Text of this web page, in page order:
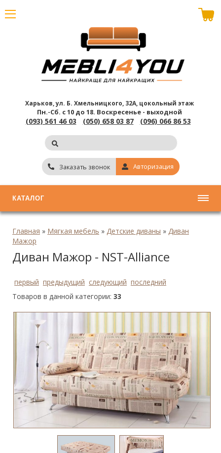
Харьков, ул. Б. Хмельницкого, 32А, цокольный этаж
Пн.-Сб. с 10 до 18. Воскресенье - выходной
(093) 561 46 03 (050) 658 03 87 (096) 066 86 53
Заказать звонок Авторизация
КАТАЛОГ
Главная » Мягкая мебель » Детские диваны » Диван
Мажор
Диван Мажор - NST-Alliance
первый предыдущий следующий последний
Товаров в данной категории: 33
В корзине пусто